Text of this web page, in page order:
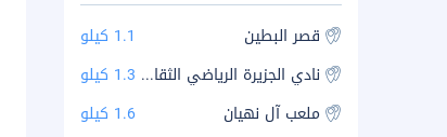
قصر البطين
1.1 كيلو
نادي الجزيرة الرياضي الثقافي 1.3 كيلو
ملعب آل نهيان
1.6 كيلو